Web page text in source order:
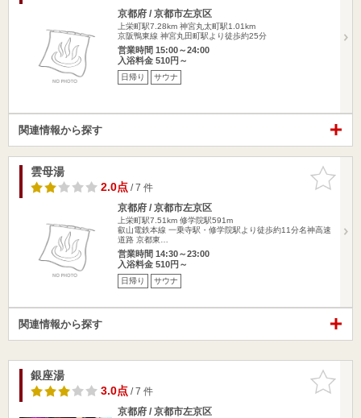
京都府 / 京都市左京区
上栄町駅7.28km 神宮丸太町駅1.01km
京阪鴨東線 神宮丸田町駅より徒歩約25分
営業時間 15:00～24:00
入浴料金 510円～
日帰り サウナ
関連情報から探す
お気に入
りに追加
雲母湯
2.0点/ 7 件
京都府 / 京都市左京区
上栄町駅7.51km 修学院駅591m
叡山電鉄本線 一乗寺駅・修学院駅より徒歩約11分名神高速
道路 京都東…
営業時間 14:30～23:00
入浴料金 510円～
日帰り サウナ
関連情報から探す
お気に入
りに追加
銀座湯
3.0点/ 7 件
京都府 / 京都市左京区